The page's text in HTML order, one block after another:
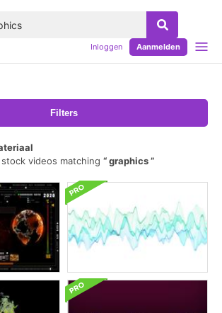
Inloggen Aanmelden
Filters
videos matching
graphics